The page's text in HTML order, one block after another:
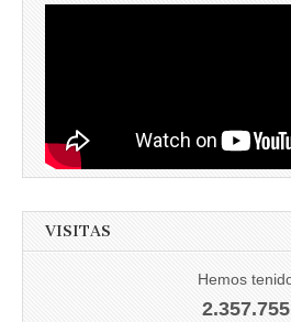
VISITAS
Hemos
2.357.755